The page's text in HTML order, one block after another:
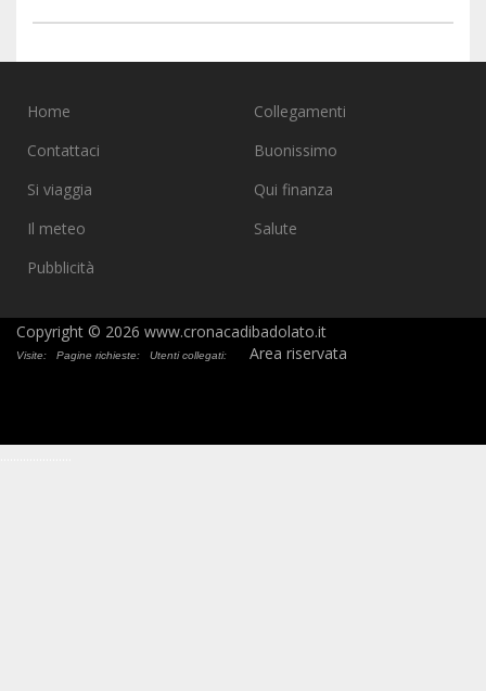
Home
Collegamenti
Contattaci
Buonissimo
Si viaggia
Qui finanza
Il meteo
Salute
Pubblicità
Copyright © 2026 www.cronacadibadolato.it
Visite: Pagine richieste: Utenti collegati: Area riservata